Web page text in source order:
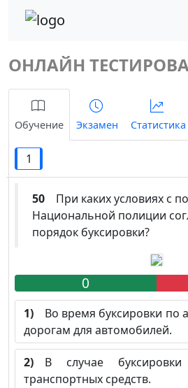
ОНЛАЙН
Обучение Экзамен Статистика
1
50 При каких условиях с
Национальной полиции
порядок буксировки?
0
1) Во время буксировки по
дорогам для автомобилей.
2) В случае
транспортных средств.